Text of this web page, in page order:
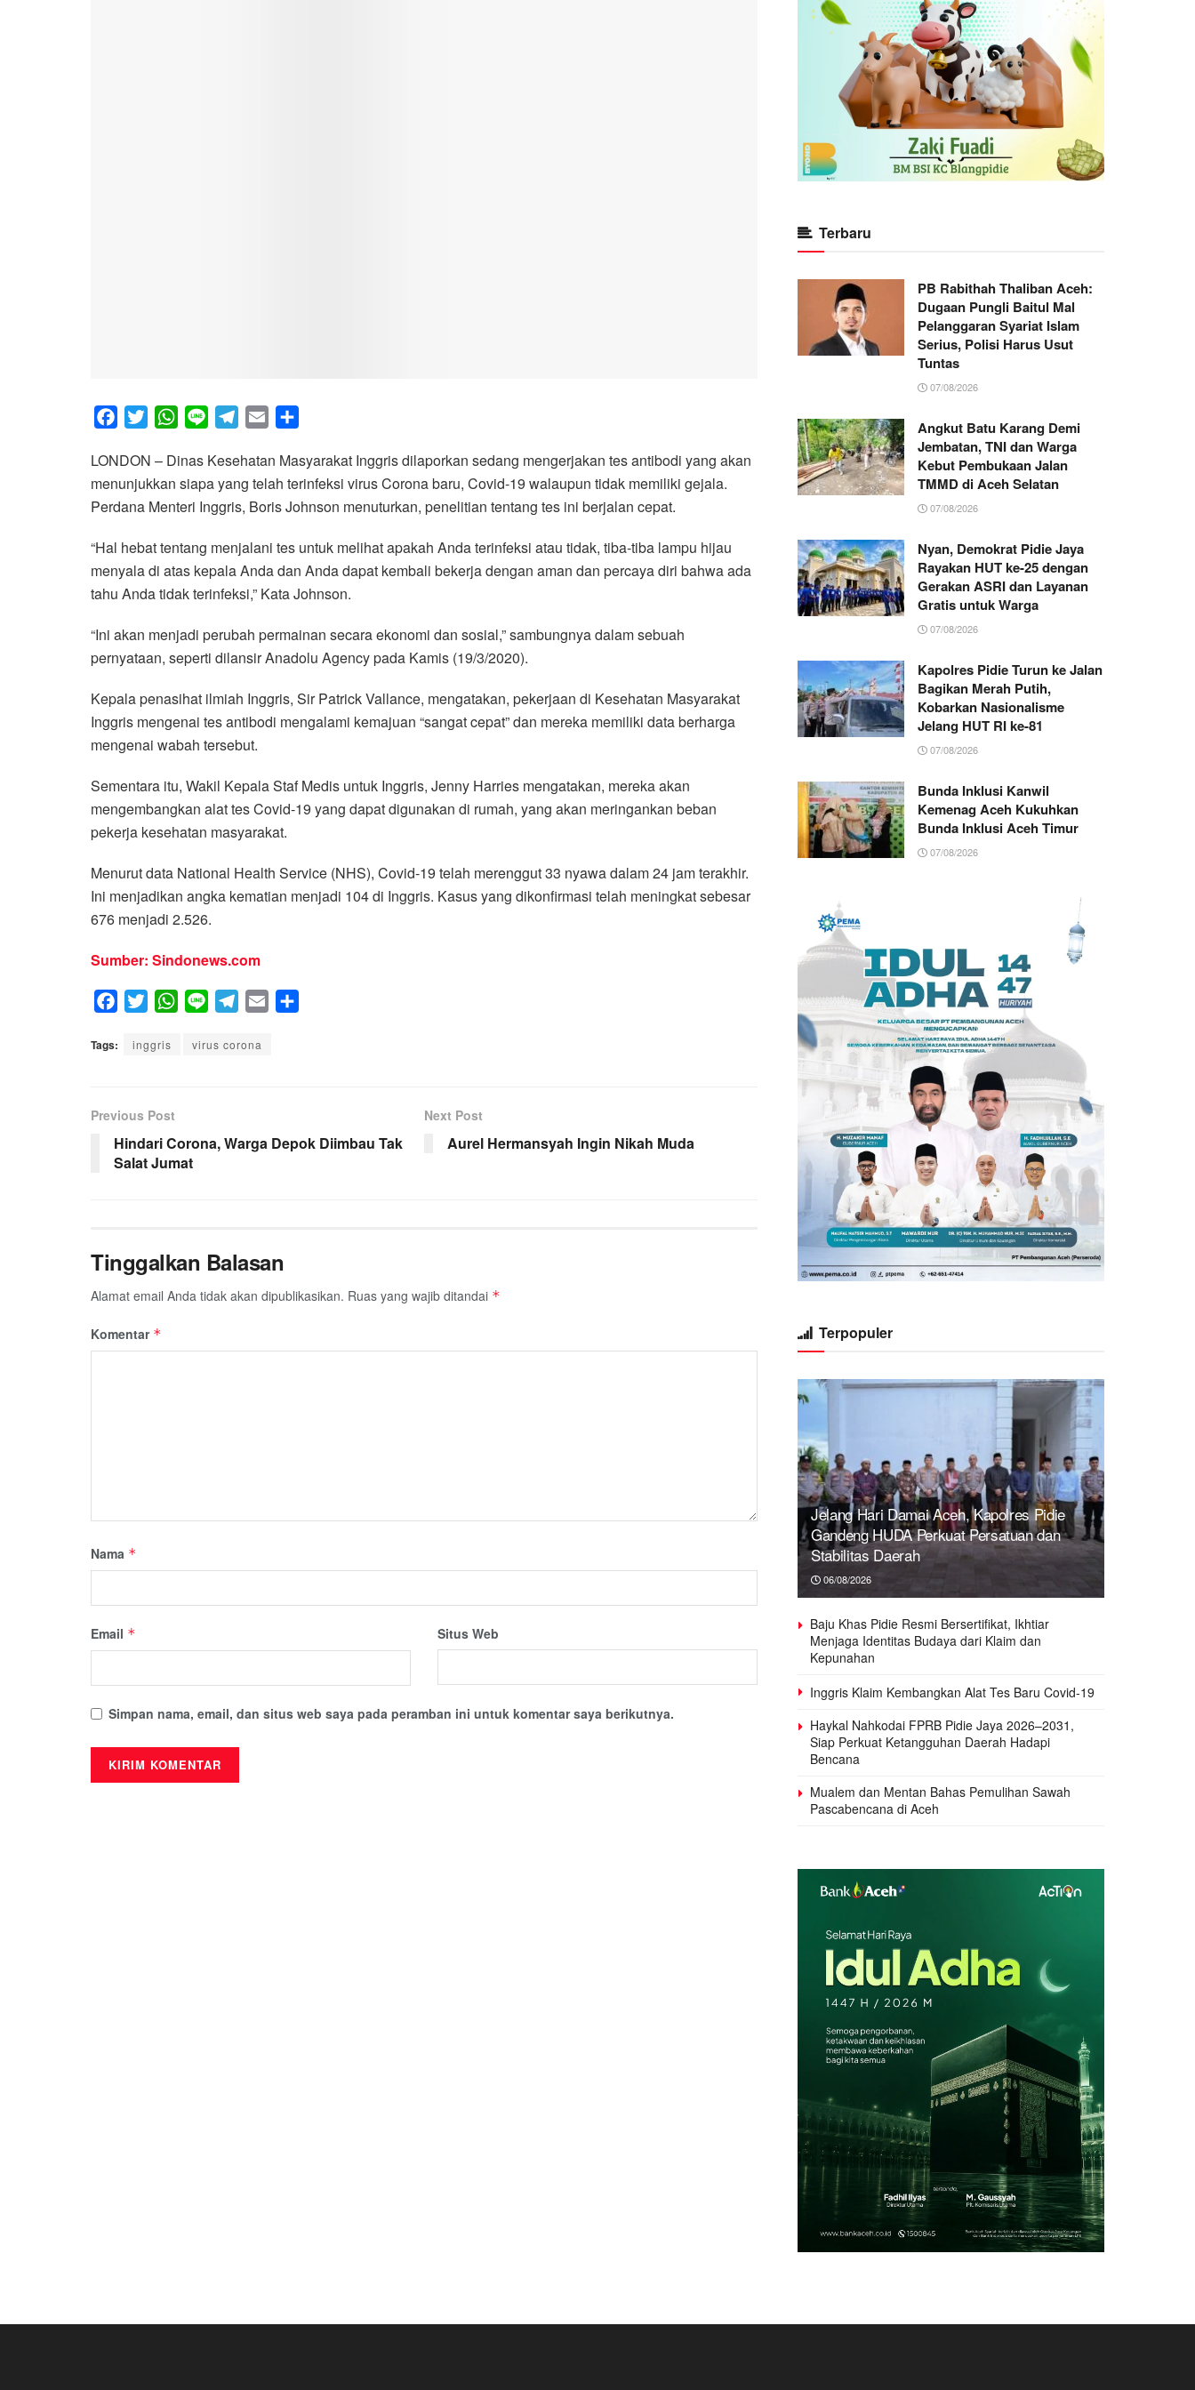
c
e
b
o
k
i
t
t
r
W
a
t
s
p
p
n
e
l
e
g
a
m
a
i
l
a
r
e
LONDON – Dinas Kesehatan Masyarakat Inggris dilaporkan sedang mengerjakan tes antibodi yang akan
menunjukkan siapa yang telah terinfeksi virus Corona baru, Covid-19 walaupun tidak memiliki gejala.
Perdana Menteri Inggris, Boris Johnson menuturkan, penelitian tentang tes ini berjalan cepat.
“Hal hebat tentang menjalani tes untuk melihat apakah Anda terinfeksi atau tidak, tiba-tiba lampu hijau
menyala di atas kepala Anda dan Anda dapat kembali bekerja dengan aman dan percaya diri bahwa ada
tahu Anda tidak terinfeksi,” Kata Johnson.
“Ini akan menjadi perubah permainan secara ekonomi dan sosial,” sambungnya dalam sebuah
pernyataan, seperti dilansir Anadolu Agency pada Kamis (19/3/2020).
Kepala penasihat ilmiah Inggris, Sir Patrick Vallance, mengatakan, pekerjaan di Kesehatan Masyarakat
Inggris mengenai tes antibodi mengalami kemajuan “sangat cepat” dan mereka memiliki data berharga
mengenai wabah tersebut.
Sementara itu, Wakil Kepala Staf Medis untuk Inggris, Jenny Harries mengatakan, mereka akan
mengembangkan alat tes Covid-19 yang dapat digunakan di rumah, yang akan meringankan beban
pekerja kesehatan masyarakat.
Menurut data National Health Service (NHS), Covid-19 telah merenggut 33 nyawa dalam 24 jam terakhir.
Ini menjadikan angka kematian menjadi 104 di Inggris. Kasus yang dikonfirmasi telah meningkat sebesar
676 menjadi 2.526.
Sumber: Sindonews.com
o
o
k
i
e
r
W
p
p
n
l
a
Tags: inggris virus corona
Previous Post
Hindari Corona, Warga Depok Diimbau Tak
Salat Jumat
Next Post
Aurel Hermansyah Ingin Nikah Muda
Tinggalkan Balasan
Alamat email Anda tidak akan dipublikasikan. Ruas yang wajib ditandai *
Komentar *
Nama *
Email * Situs Web
Simpan nama, email, dan situs web saya pada peramban ini untuk komentar saya berikutnya.
Terbaru
PB Rabithah Thaliban Aceh:
Dugaan Pungli Baitul Mal
Pelanggaran Syariat Islam
Serius, Polisi Harus Usut
Tuntas
07/08/2026
Angkut Batu Karang Demi
Jembatan, TNI dan Warga
Kebut Pembukaan Jalan
TMMD di Aceh Selatan
07/08/2026
Nyan, Demokrat Pidie Jaya
Rayakan HUT ke-25 dengan
Gerakan ASRI dan Layanan
Gratis untuk Warga
07/08/2026
Kapolres Pidie Turun ke Jalan
Bagikan Merah Putih,
Kobarkan Nasionalisme
Jelang HUT RI ke-81
07/08/2026
Bunda Inklusi Kanwil
Kemenag Aceh Kukuhkan
Bunda Inklusi Aceh Timur
07/08/2026
Terpopuler
Jelang Hari Damai Aceh, Kapolres Pidie
Gandeng HUDA Perkuat Persatuan dan
Stabilitas Daerah
06/08/2026
Baju Khas Pidie Resmi Bersertifikat, Ikhtiar
Menjaga Identitas Budaya dari Klaim dan
Kepunahan
Inggris Klaim Kembangkan Alat Tes Baru Covid-19
Haykal Nahkodai FPRB Pidie Jaya 2026–2031,
Siap Perkuat Ketangguhan Daerah Hadapi
Bencana
Mualem dan Mentan Bahas Pemulihan Sawah
Pascabencana di Aceh